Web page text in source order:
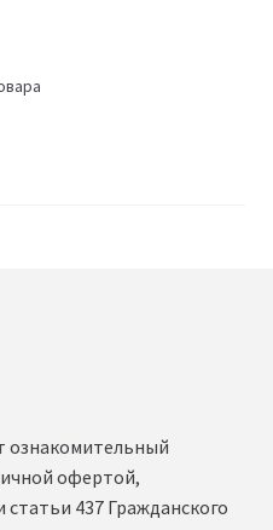
ознакомительный
офертой,
437 Гражданского